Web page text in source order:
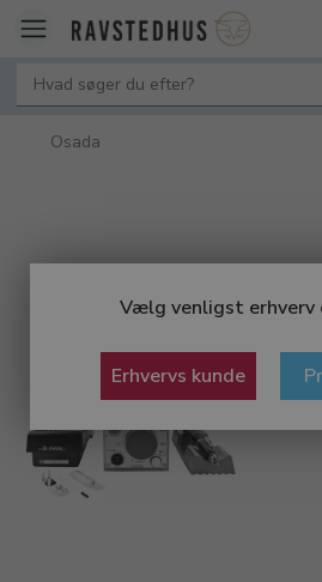
Vælg venligst erhverv
Erhvervs kunde
Osada